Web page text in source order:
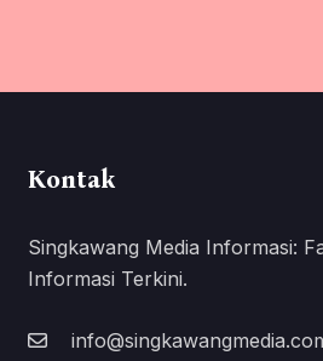
Kontak
Singkawang Media Informasi:
Informasi Terkini.